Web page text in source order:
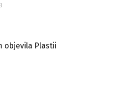
objevila Plastii